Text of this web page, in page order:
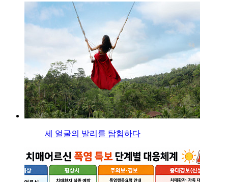
세 얼굴의 발리를 탐험하다